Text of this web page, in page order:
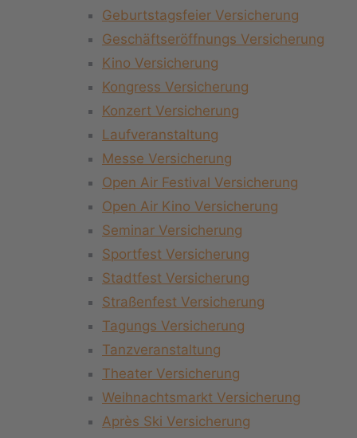
Geburtstagsfeier Versicherung
Geschäftseröffnungs Versicherung
Kino Versicherung
Kongress Versicherung
Konzert Versicherung
Laufveranstaltung
Messe Versicherung
Open Air Festival Versicherung
Open Air Kino Versicherung
Seminar Versicherung
Sportfest Versicherung
Stadtfest Versicherung
Straßenfest Versicherung
Tagungs Versicherung
Tanzveranstaltung
Theater Versicherung
Weihnachtsmarkt Versicherung
Après Ski Versicherung